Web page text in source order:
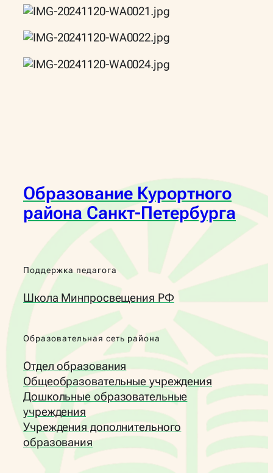
Образование Курортного
района Санкт-Петербурга
Поддержка педагога
Школа Минпросвещения РФ
Образовательная сеть района
Отдел образования
Общеобразовательные учреждения
Дошкольные образовательные
учреждения
Учреждения дополнительного
образования